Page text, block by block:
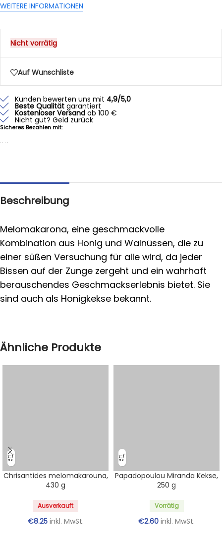
WEITERE INFORMATIONEN
Nicht vorrätig
Auf Wunschliste
Kunden bewerten uns mit 4,9/5,0
Beste Qualität garantiert
Kostenloser Versand ab 100 €
Nicht gut? Geld zurück
Sicheres Bezahlen mit:
Beschreibung
Melomakarona, eine geschmackvolle
Kombination aus Honig und Walnüssen, die zu
einer süßen Versuchung für alle wird, da jeder
Bissen auf der Zunge zergeht und ein wahrhaft
berauschendes Geschmackserlebnis bietet. Sie
sind auch als Honigkekse bekannt.
Ähnliche Produkte
Chrisantides melomakarouna,
430 g
Ausverkauft
€8.25 inkl. MwSt.
Papadopoulou Miranda Kekse,
250 g
Vorrätig
€2.60 inkl. MwSt.